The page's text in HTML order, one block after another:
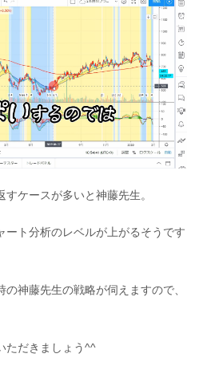
ケースが多いと神藤先生。
ート分析のレベルが上がるそうです
神藤先生の戦略が伺えますので、
ただきましょう^^